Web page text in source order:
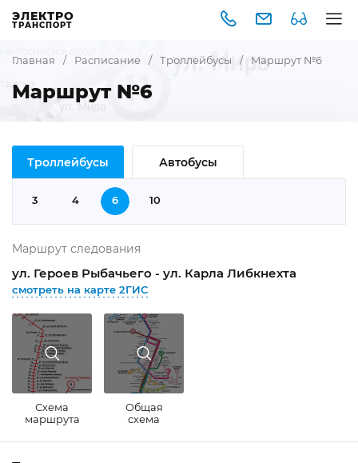
ЭЛЕКТРО
ТРАНСПОРТ
Главная / Расписание / Троллейбусы / Маршрут №6
Маршрут №6
Троллейбусы Автобусы
3 4 6 10
Маршрут следования
ул. Героев Рыбачьего - ул. Карла Либкнехта
смотреть на карте 2ГИС
Схема
маршрута
Общая
схема